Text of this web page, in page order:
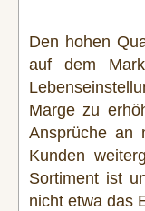
Den hohen
auf dem
Marge zu
Ansprüche an
Kunden
Sortiment ist
nicht etwa das